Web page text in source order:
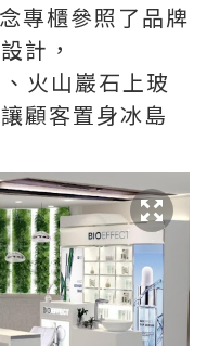
專櫃參照了品牌
計，
火山巖石上玻
顧客置身冰島